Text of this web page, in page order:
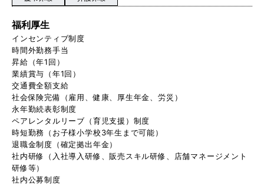
福利厚生
インセンティブ制度
時間外勤務手当
昇給（年1回）
業績賞与（年1回）
交通費全額支給
社会保険完備（雇用、健康、厚生年金、労災）
永年勤続表彰制度
ペアレンタルリーブ（育児支援）制度
時短勤務（お子様小学校3年生まで可能）
退職金制度（確定拠出年金）
社内研修（入社導入研修、販売スキル研修、店舗マネージメント
研修等）
社内公募制度